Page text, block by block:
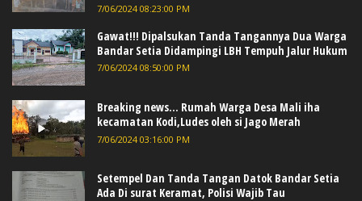
7/06/2024 08:23:00 PM
Gawat!!! Dipalsukan Tanda Tangannya Dua Warga
Bandar Setia Didampingi LBH Tempuh Jalur Hukum
7/06/2024 08:50:00 PM
Breaking news... Rumah Warga Desa Mali iha
kecamatan Kodi,Ludes oleh si Jago Merah
7/06/2024 03:16:00 PM
Setempel Dan Tanda Tangan Datok Bandar Setia
Ada Di surat Keramat, Polisi Wajib Tau